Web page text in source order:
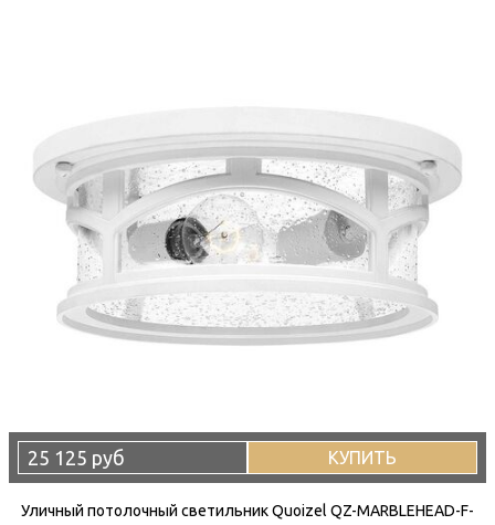
25 125 руб КУПИТЬ
Уличный потолочный светильник Quoizel QZ-MARBLEHEAD-F-